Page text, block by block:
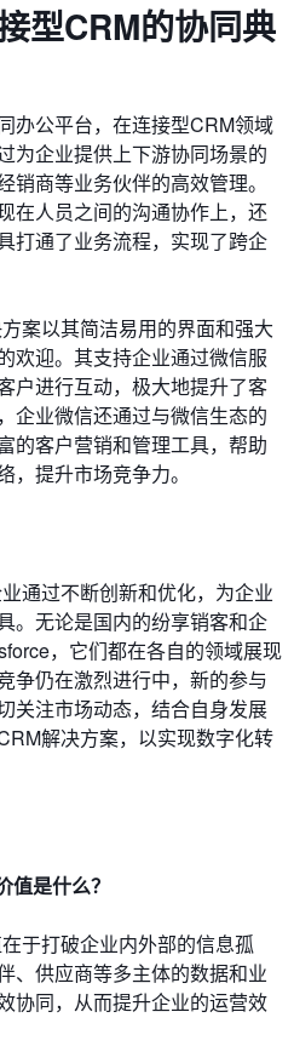
型CRM的协同典
办公平台，在连接型CRM领域
为企业提供上下游协同场景的
商等业务伙伴的高效管理。
在人员之间的沟通协作上，还
打通了业务流程，实现了跨企
案以其简洁易用的界面和强大
欢迎。其支持企业通过微信服
户进行互动，极大地提升了客
企业微信还通过与微信生态的
的客户营销和管理工具，帮助
提升市场竞争力。
通过不断创新和优化，为企业
。无论是国内的纷享销客和企
，它们都在各自的领域展现
争仍在激烈进行中，新的参与
关注市场动态，结合自身发展
解决方案，以实现数字化转
是什么？
于打破企业内外部的信息孤
、供应商等多主体的数据和业
协同，从而提升企业的运营效